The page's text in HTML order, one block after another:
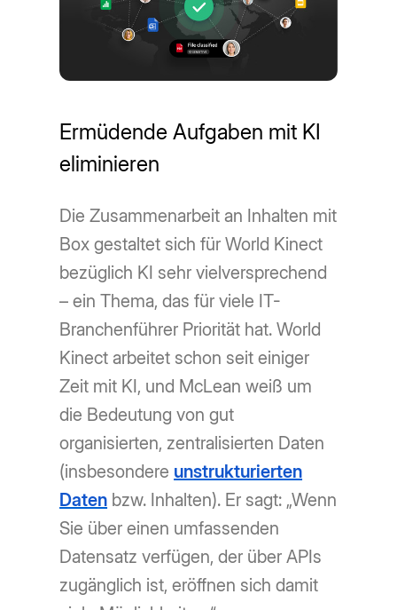
Ermüdende Aufgaben mit KI
eliminieren
Die Zusammenarbeit an Inhalten mit
Box gestaltet sich für World Kinect
bezüglich KI sehr vielversprechend
– ein Thema, das für viele IT-
Branchenführer Priorität hat. World
Kinect arbeitet schon seit einiger
Zeit mit KI, und McLean weiß um
die Bedeutung von gut
organisierten, zentralisierten Daten
(insbesondere unstrukturierten
Daten bzw. Inhalten). Er sagt: „Wenn
Sie über einen umfassenden
Datensatz verfügen, der über APIs
zugänglich ist, eröffnen sich damit